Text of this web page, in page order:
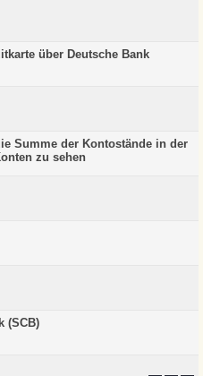
über Deutsche Bank
Summe der Kontostände in der
zu sehen
(SCB)